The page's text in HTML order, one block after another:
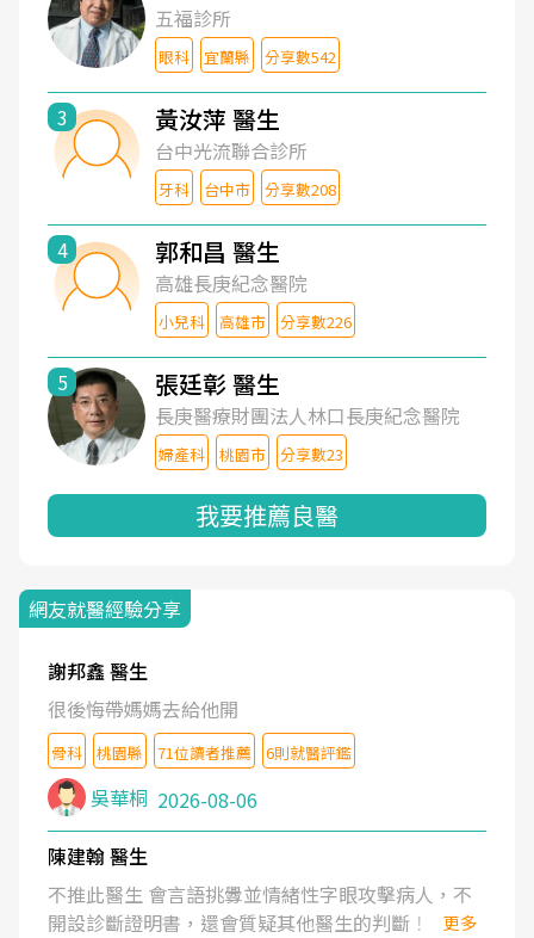
五福診所
眼科 宜蘭縣 分享數542
3 黃汝萍 醫生
台中光流聯合診所
牙科 台中市 分享數208
4 郭和昌 醫生
高雄長庚紀念醫院
小兒科 高雄市 分享數226
5 張廷彰 醫生
長庚醫療財團法人林口長庚紀念醫院
婦產科 桃園市 分享數23
我要推薦良醫
網友就醫經驗分享
謝邦鑫 醫生
很後悔帶媽媽去給他開
骨科 桃園縣 71位讀者推薦 6則就醫評鑑
吳華桐 2026-08-06
陳建翰 醫生
不推此醫生 會言語挑釁並情緒性字眼攻擊病人，不
開設診斷證明書，還會質疑其他醫生的判斷！
更多